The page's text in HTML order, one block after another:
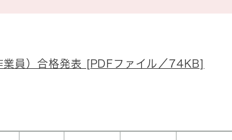
業員）合格発表 [PDFファイル／74KB]